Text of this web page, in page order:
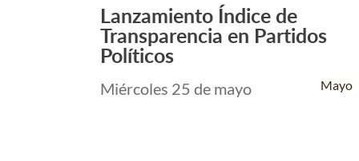
Leer Más +
Lanzamiento Índice de
Transparencia en Partidos
Políticos
Miércoles 25 de mayo Mayo